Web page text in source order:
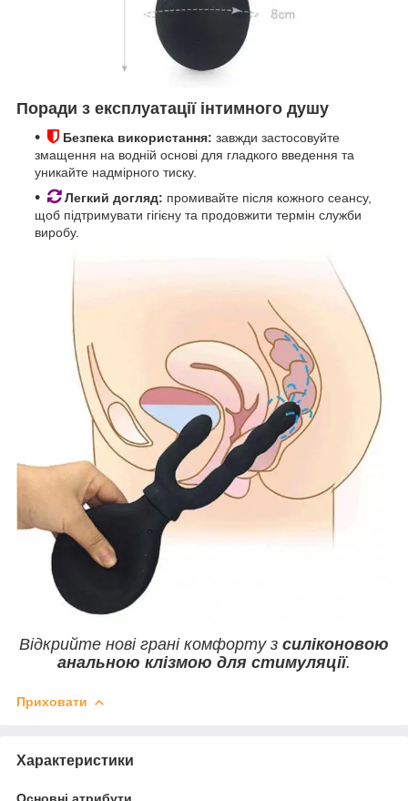
Поради з експлуатації інтимного душу
Безпека використання: завжди застосовуйте
змащення на водній основі для гладкого введення та
уникайте надмірного тиску.
Легкий догляд: промивайте після кожного сеансу,
щоб підтримувати гігієну та продовжити термін служби
виробу.
Відкрийте нові грані комфорту з силіконовою
анальною клізмою для стимуляції.
Приховати
Характеристики